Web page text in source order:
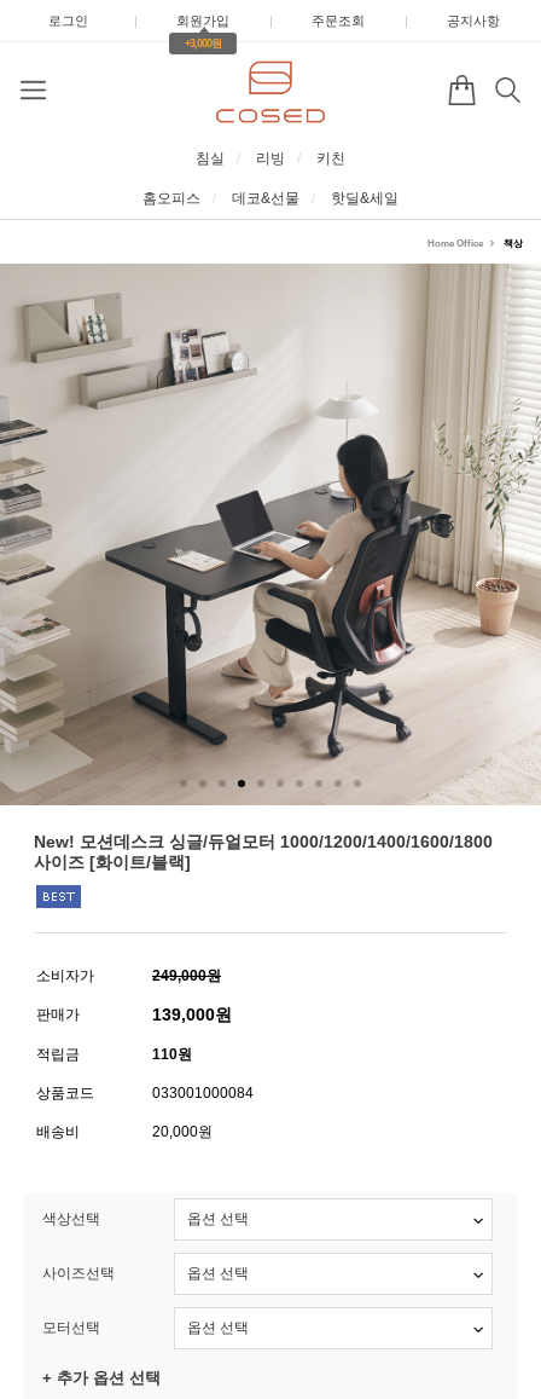
로그인 | 회원가입 |
+3,000원
주문조회 | 공지사항
침실 리빙 키친
홈오피스 데코&선물 핫딜&세일
Home Office 책상
New! 모션데스크 싱글/듀얼모터 1000/1200/1400/1600/1800
사이즈 [화이트/블랙]
소비자가 249,000원
판매가 139,000원
적립금 110원
상품코드 033001000084
배송비 20,000원
색상선택
사이즈선택
모터선택
+ 추가 옵션 선택